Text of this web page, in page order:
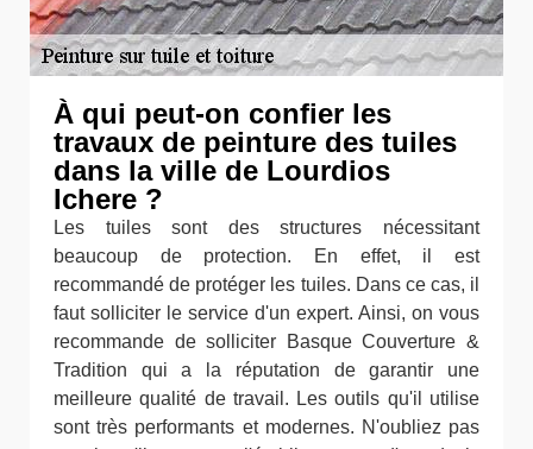
À qui peut-on confier les
travaux de peinture des tuiles
dans la ville de Lourdios
Ichere ?
Les tuiles sont des structures nécessitant
beaucoup de protection. En effet, il est
recommandé de protéger les tuiles. Dans ce cas, il
faut solliciter le service d'un expert. Ainsi, on vous
recommande de solliciter Basque Couverture &
Tradition qui a la réputation de garantir une
meilleure qualité de travail. Les outils qu'il utilise
sont très performants et modernes. N'oubliez pas